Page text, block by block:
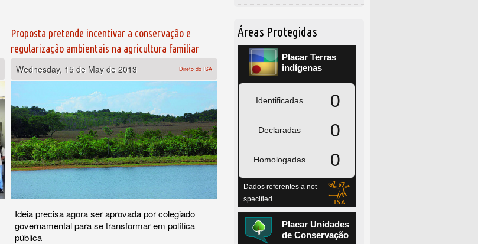
Proposta pretende incentivar a conservação e
regularização ambientais na agricultura familiar
Wednesday, 15 de May de 2013
Direto do ISA
Ideia precisa agora ser aprovada por colegiado
governamental para se transformar em política
pública
Áreas Protegidas